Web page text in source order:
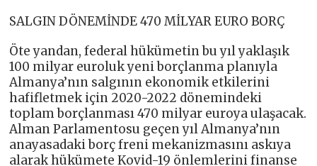
SALGIN DÖNEMİNDE 470 MİLYAR EURO BORÇ
Öte yandan, federal hükümetin bu yıl yaklaşık
100 milyar euroluk yeni borçlanma planıyla
Almanya’nın salgının ekonomik etkilerini
hafifletmek için 2020-2022 dönemindeki
toplam borçlanması 470 milyar euroya ulaşacak.
Alman Parlamentosu geçen yıl Almanya’nın
anayasadaki borç freni mekanizmasını askıya
alarak hükümete Kovid-19 önlemlerini finanse